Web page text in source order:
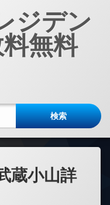
ジデン
無料
蔵小山詳